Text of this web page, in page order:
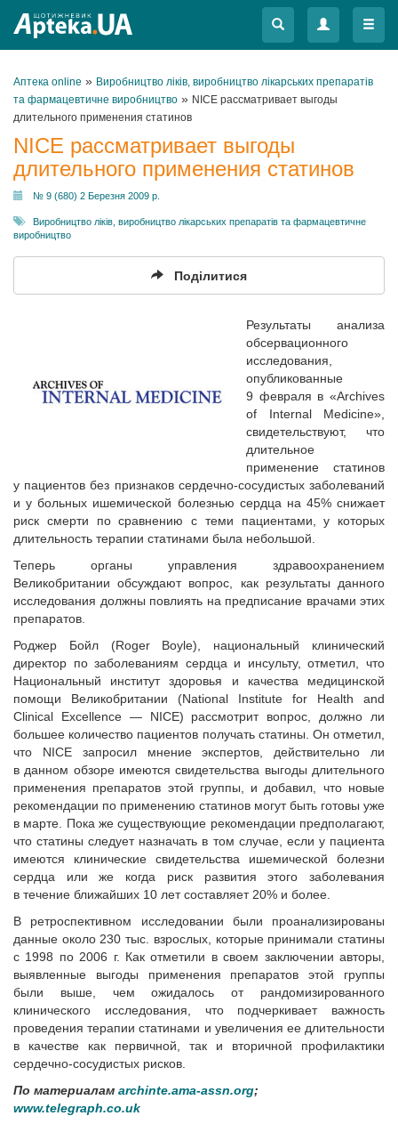
Меню
Меню
Аптека online » Виробництво ліків, виробництво лікарських препаратів
та фармацевтичне виробництво » NICE рассматривает выгоды
длительного применения статинов
NICE рассматривает выгоды
длительного применения статинов
№ 9 (680) 2 Березня 2009 р.
Виробництво ліків, виробництво лікарських препаратів та фармацевтичне
виробництво
Поділитися
Результаты анализа
обсервационного
исследования,
опубликованные
9 февраля в «Archives
of Internal Medicine»,
свидетельствуют, что
длительное
применение статинов
у пациентов без признаков сердечно-сосудистых заболеваний
и у больных ишемической болезнью сердца на 45% снижает
риск смерти по сравнению с теми пациентами, у которых
длительность терапии статинами была небольшой.
Теперь органы управления здраво­охранением
Великобритании обсуждают вопрос, как результаты данного
исследования должны повлиять на предписание врачами этих
препаратов.
Роджер Бойл (Roger Boyle), национальный клинический
директор по заболеваниям сердца и инсульту, отметил, что
Национальный институт здоровья и качества медицинской
помощи Великобритании (National Institute for Health and
Clinical Excellence — NICE) рассмотрит вопрос, должно ли
большее количество пациентов получать статины. Он отметил,
что NICE запросил мнение экспертов, действительно ли
в данном обзоре имеются свидетельства выгоды длительного
применения препаратов этой группы, и добавил, что новые
рекомендации по применению статинов могут быть готовы уже
в марте. Пока же существующие рекомендации предполагают,
что статины следует назначать в том случае, если у пациента
имеются клинические свидетельства ишемической болезни
сердца или же когда риск развития этого заболевания
в течение ближайших 10 лет составляет 20% и более.
В ретроспективном исследовании были проанализированы
данные около 230 тыс. взрослых, которые принимали статины
с 1998 по 2006 г. Как отметили в своем заключении авторы,
выявленные выгоды применения препаратов этой группы
были выше, чем ожидалось от рандомизированного
клинического исследования, что подчеркивает важность
проведения терапии статинами и увеличения ее длительности
в качестве как первичной, так и вторичной профилактики
сердечно-сосудистых рисков.
По материалам archinte.ama-assn.org;
www.telegraph.co.uk